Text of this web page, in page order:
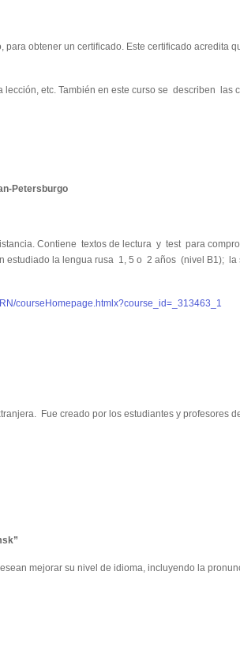
obtener un certificado. Este certificado acredita
etc. También en este curso se describen las
Petersburgo
Contiene textos de lectura y test para
estudiado la lengua rusa 1, 5 o 2 años (nivel B1);
courseHomepage.htmlx?course_id=_313463_1
Fue creado por los estudiantes y profesores
mejorar su nivel de idioma, incluyendo la